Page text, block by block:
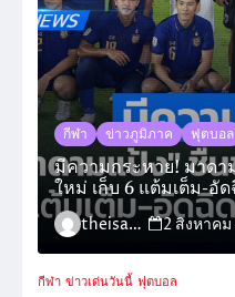
กีฬา ข่าวภูมิภาค ฟุตบอล
มีความกระหาย! มาดา
ใหม่ เก็บ 6 แต้มเต็ม-อั
กลุ่ม
theisara_admin 2 สิงหาค
กีฬา ข่าวเด่นวันนี้ ฟุตบอล